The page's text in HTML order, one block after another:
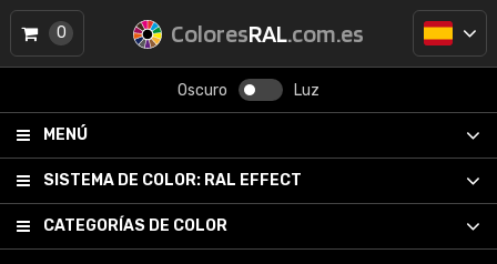
ColoresRAL.com.es
Oscuro Luz
MENÚ
SISTEMA DE COLOR: RAL EFFECT
CATEGORÍAS DE COLOR
0